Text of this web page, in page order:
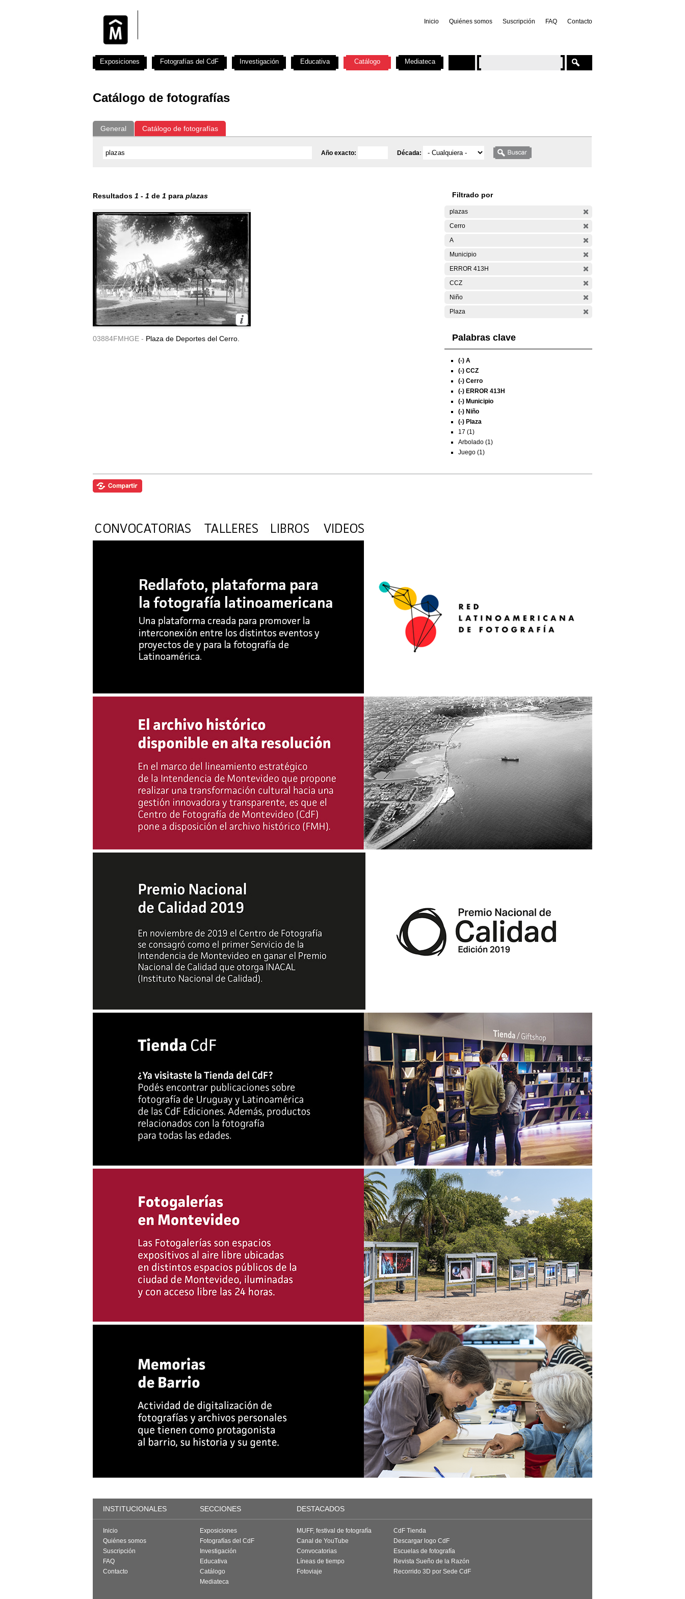
Inicio Quiénes somos Suscripción FAQ Contacto
Catálogo de fotografías
General Catálogo de fotografías
Año exacto: Década:
Resultados 1 - 1 de 1 para plazas
03884FMHGE - Plaza de Deportes del Cerro.
Filtrado por
plazas
Cerro
A
Municipio
ERROR 413H
CCZ
Niño
Plaza
Palabras clave
(-) A
(-) CCZ
(-) Cerro
(-) ERROR 413H
(-) Municipio
(-) Niño
(-) Plaza
17 (1)
Arbolado (1)
Juego (1)
Exposiciones Fotografías del CdF Investigación Educativa Catálogo Mediateca
INSTITUCIONALES SECCIONES DESTACADOS
Inicio
Quiénes somos
Suscripción
FAQ
Contacto
Exposiciones
Fotografías del CdF
Investigación
Educativa
Catálogo
Mediateca
MUFF, festival de fotografía
Canal de YouTube
Convocatorias
Líneas de tiempo
Fotoviaje
CdF Tienda
Descargar logo CdF
Escuelas de fotografía
Revista Sueño de la Razón
Recorrido 3D por Sede CdF